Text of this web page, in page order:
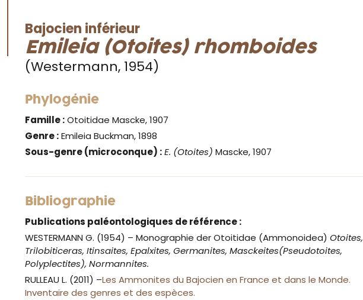
Bajocien inférieur
Emileia (Otoites) rhomboides
(Westermann, 1954)
Phylogénie
Famille :Otoitidae Mascke, 1907
Genre :Emileia Buckman, 1898
Sous-genre (microconque) :E. (Otoites) Mascke, 1907
Bibliographie
Publications paléontologiques de référence :
WESTERMANN G. (1954) – Monographie der Otoitidae (Ammonoidea) Otoites,
Trilobiticeras, Itinsaites, Epalxites, Germanites, Masckeites(Pseudotoites,
Polyplectites), Normannites.
RULLEAU L. (2011) –Les Ammonites du Bajocien en France et dans le Monde.
Inventaire des genres et des espèces.